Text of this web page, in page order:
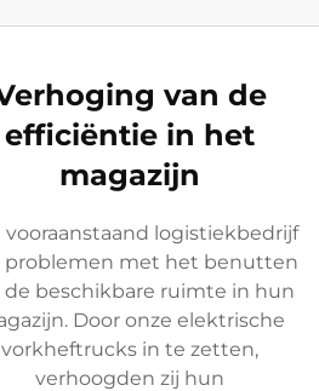
van de
efficiëntie in het
magazijn
vooraanstaand logistiekbedrijf
problemen met het benutten
de beschikbare ruimte in hun
Door onze elektrische
vorkheftrucks in te zetten,
verhoogden zij hun